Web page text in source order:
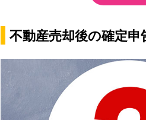
不動産売却後の確定